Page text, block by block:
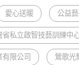
愛心送暖 公益
省私立啟智技藝訓練中
有限公司 鶯歌光